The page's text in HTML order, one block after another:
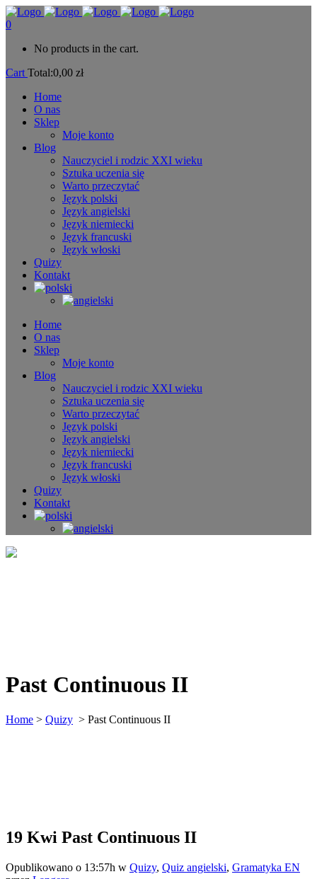
0
No products in the cart.
Cart Total:0,00 zł
Home
O nas
Sklep
Moje konto
Blog
Nauczyciel i rodzic XXI wieku
Sztuka uczenia się
Warto przeczytać
Język polski
Język angielski
Język niemiecki
Język francuski
Język włoski
Quizy
Kontakt
Home
O nas
Sklep
Moje konto
Blog
Nauczyciel i rodzic XXI wieku
Sztuka uczenia się
Warto przeczytać
Język polski
Język angielski
Język niemiecki
Język francuski
Język włoski
Quizy
Kontakt
Past Continuous II
Home > Quizy > Past Continuous II
19 Kwi Past Continuous II
Opublikowano o 13:57h w Quizy, Quiz angielski, Gramatyka EN